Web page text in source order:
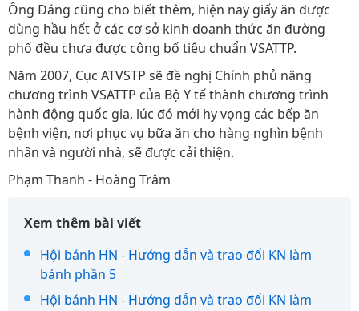
Ông Ðáng cũng cho biết thêm, hiện nay giấy ăn được
dùng hầu hết ở các cơ sở kinh doanh thức ăn đường
phố đều chưa được công bố tiêu chuẩn VSATTP.
Năm 2007, Cục ATVSTP sẽ đề nghị Chính phủ nâng
chương trình VSATTP của Bộ Y tế thành chương trình
hành động quốc gia, lúc đó mới hy vọng các bếp ăn
bệnh viện, nơi phục vụ bữa ăn cho hàng nghìn bệnh
nhân và người nhà, sẽ được cải thiện.
Phạm Thanh - Hoàng Trâm
Xem thêm bài viết
Hội bánh HN - Hướng dẫn và trao đổi KN làm
bánh phần 5
Hội bánh HN - Hướng dẫn và trao đổi KN làm